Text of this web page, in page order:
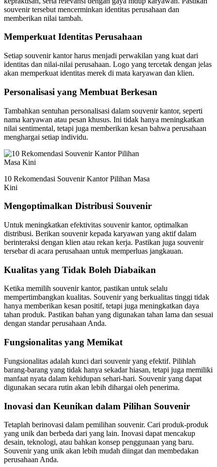
souvenir tersebut mencerminkan identitas perusahaan dan
memberikan nilai tambah.
Memperkuat Identitas Perusahaan
Setiap souvenir kantor harus menjadi perwakilan yang kuat dari
identitas dan nilai-nilai perusahaan. Logo yang tercetak dengan jelas
akan memperkuat identitas merek di mata karyawan dan klien.
Personalisasi yang Membuat Berkesan
Tambahkan sentuhan personalisasi dalam souvenir kantor, seperti
nama karyawan atau pesan khusus. Ini tidak hanya meningkatkan
nilai sentimental, tetapi juga memberikan kesan bahwa perusahaan
menghargai setiap individu.
10 Rekomendasi Souvenir Kantor Pilihan Masa
Kini
Mengoptimalkan Distribusi Souvenir
Untuk meningkatkan efektivitas souvenir kantor, optimalkan
distribusi. Berikan souvenir kepada karyawan yang aktif dalam
berinteraksi dengan klien atau rekan kerja. Pastikan juga souvenir
tersebar di acara perusahaan untuk memperluas jangkauan.
Kualitas yang Tidak Boleh Diabaikan
Ketika memilih souvenir kantor, pastikan untuk selalu
mempertimbangkan kualitas. Souvenir yang berkualitas tinggi tidak
hanya memberikan kesan positif, tetapi juga meningkatkan daya
tahan produk. Pastikan bahan yang digunakan tahan lama dan sesuai
dengan standar perusahaan Anda.
Fungsionalitas yang Memikat
Fungsionalitas adalah kunci dari souvenir yang efektif. Pilihlah
barang-barang yang tidak hanya sekadar hiasan, tetapi juga memiliki
manfaat nyata dalam kehidupan sehari-hari. Souvenir yang dapat
digunakan secara rutin akan lebih dihargai oleh penerima.
Inovasi dan Keunikan dalam Pilihan Souvenir
Tetaplah berinovasi dalam pemilihan souvenir. Cari produk-produk
yang unik dan berbeda dari yang lain. Inovasi dapat mencakup
desain, teknologi, atau bahkan konsep penggunaan yang baru.
Souvenir yang unik akan lebih mudah diingat dan membedakan
perusahaan Anda.